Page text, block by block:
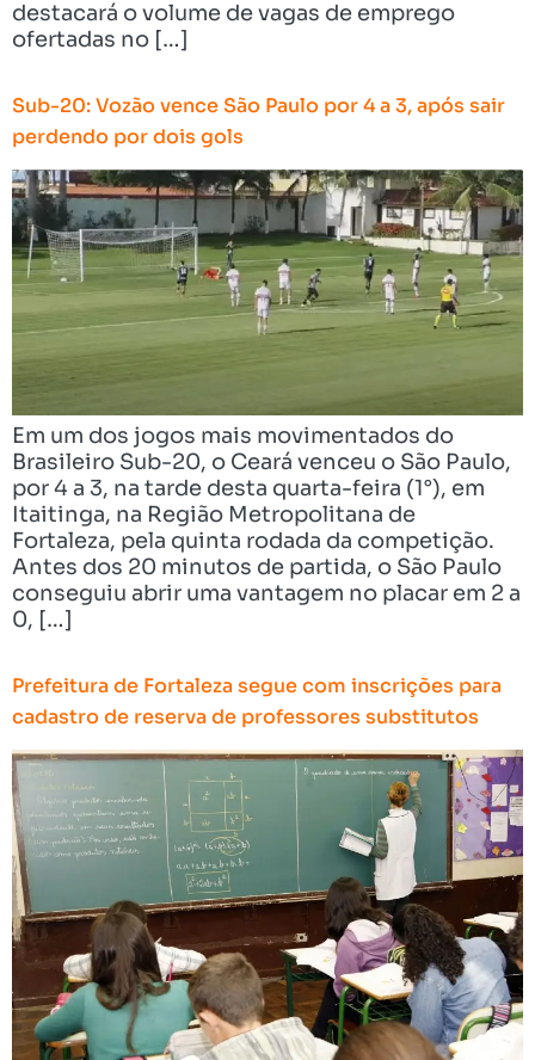
destacará o volume de vagas de emprego
ofertadas no […]
Sub-20: Vozão vence São Paulo por 4 a 3, após sair
perdendo por dois gols
Em um dos jogos mais movimentados do
Brasileiro Sub-20, o Ceará venceu o São Paulo,
por 4 a 3, na tarde desta quarta-feira (1°), em
Itaitinga, na Região Metropolitana de
Fortaleza, pela quinta rodada da competição.
Antes dos 20 minutos de partida, o São Paulo
conseguiu abrir uma vantagem no placar em 2 a
0, […]
Prefeitura de Fortaleza segue com inscrições para
cadastro de reserva de professores substitutos